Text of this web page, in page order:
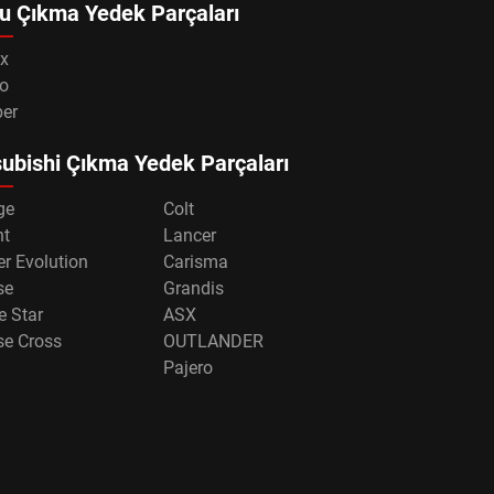
Çıkma Yedek Parçaları
Çıkma Yedek Parçaları
Colt
Lancer
Evolution
Carisma
Grandis
Star
ASX
Cross
OUTLANDER
Pajero